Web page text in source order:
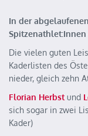
In der
Spitzenathlet:Innen
Die vielen guten
Kaderlisten des
nieder, gleich zehn
Florian Herbst und
sich sogar in zwei
Kader)